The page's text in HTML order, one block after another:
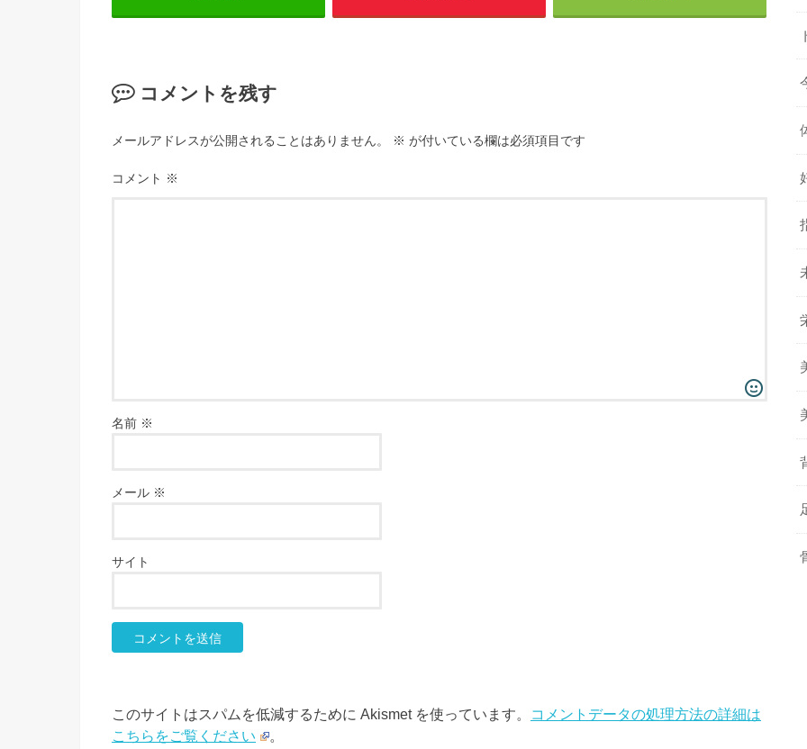
コメントを残す
メールアドレスが公開されることはありません。 ※ が付いている欄は必須項目です
コメント ※
名前 ※
メール ※
サイト
このサイトはスパムを低減するために Akismet を使っています。
コメントデータの処理方法の詳細は
こちらをご覧ください
。